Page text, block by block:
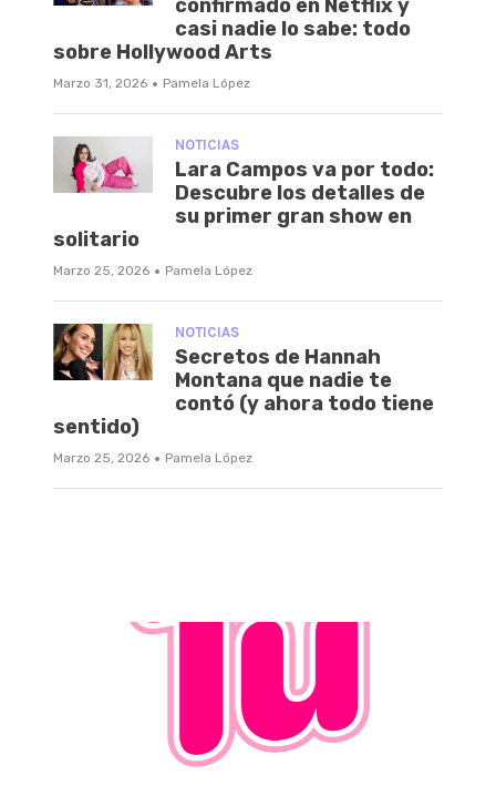
confirmado en Netflix y
casi nadie lo sabe: todo
sobre Hollywood Arts
Marzo 31, 2026 · Pamela López
NOTICIAS
Lara Campos va por todo:
Descubre los detalles de
su primer gran show en
solitario
Marzo 25, 2026 · Pamela López
NOTICIAS
Secretos de Hannah
Montana que nadie te
contó (y ahora todo tiene
sentido)
Marzo 25, 2026 · Pamela López